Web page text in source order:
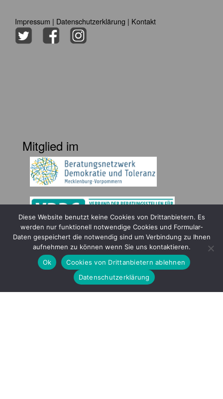
Impressum | Datenschutzerklärung | Kontakt
Mitglied im
Gefördert durch
Diese Website benutzt keine Cookies von Drittanbietern. Es
werden nur funktionell notwendige Cookies und Formular-
Daten gespeichert die notwendig sind um Verbindung zu Ihnen
aufnehmen zu können wenn Sie uns kontaktieren.
Ok
Cookies von Drittanbietern ablehnen
Datenschutzerklärung